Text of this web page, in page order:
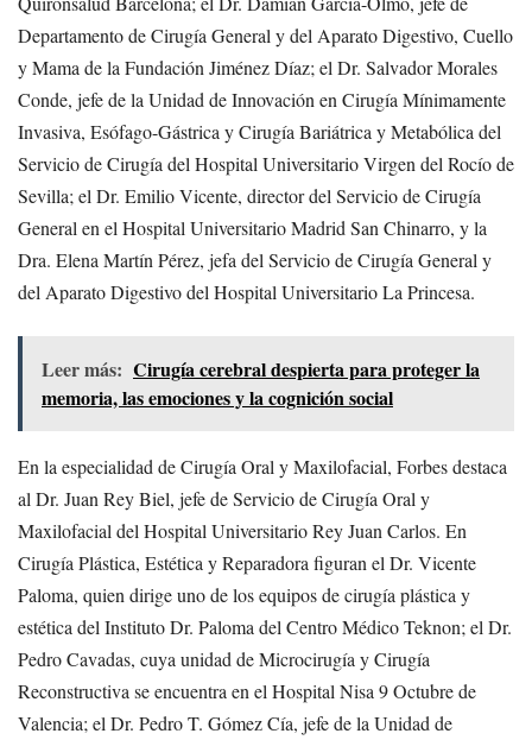
Departamento de Cirugía General y del Aparato Digestivo, Cuello
y Mama de la Fundación Jiménez Díaz; el Dr. Salvador Morales
Conde, jefe de la Unidad de Innovación en Cirugía Mínimamente
Invasiva, Esófago-Gástrica y Cirugía Bariátrica y Metabólica del
Servicio de Cirugía del Hospital Universitario Virgen del Rocío de
Sevilla; el Dr. Emilio Vicente, director del Servicio de Cirugía
General en el Hospital Universitario Madrid San Chinarro, y la
Dra. Elena Martín Pérez, jefa del Servicio de Cirugía General y
del Aparato Digestivo del Hospital Universitario La Princesa.
Leer más: Cirugía cerebral despierta para proteger la
memoria, las emociones y la cognición social
En la especialidad de Cirugía Oral y Maxilofacial, Forbes destaca
al Dr. Juan Rey Biel, jefe de Servicio de Cirugía Oral y
Maxilofacial del Hospital Universitario Rey Juan Carlos. En
Cirugía Plástica, Estética y Reparadora figuran el Dr. Vicente
Paloma, quien dirige uno de los equipos de cirugía plástica y
estética del Instituto Dr. Paloma del Centro Médico Teknon; el Dr.
Pedro Cavadas, cuya unidad de Microcirugía y Cirugía
Reconstructiva se encuentra en el Hospital Nisa 9 Octubre de
Valencia; el Dr. Pedro T. Gómez Cía, jefe de la Unidad de